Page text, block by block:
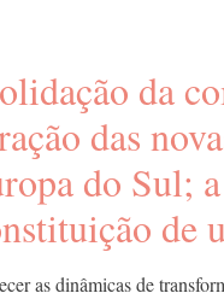
da
das
do Sul;
de
as dinâmicas de